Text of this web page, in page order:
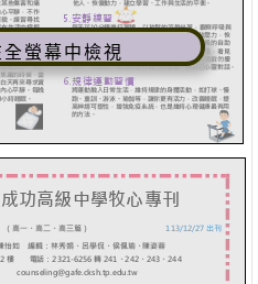
全螢幕中檢視